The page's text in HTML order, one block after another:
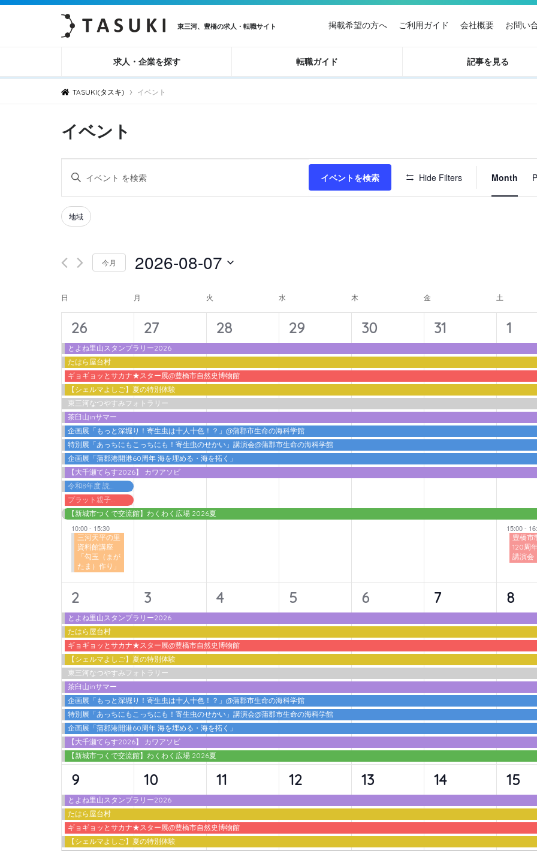
東三河、豊橋の求人・転職サイト 掲載希望の方へ ご利用ガイド 会社概要 お問い
求人・企業を探す 転職ガイド 記事を見る
TASUKI(タスキ) › イベント
イベント
イ
ベ
ン
ト
検
し
て
ナ
ビ
ゲ
ー
シ
ョ
ン
を
表
示
ワ
ー
を
く
だ
さ
い。
キ
ー
ワ
ー
ド
で
イ
索
し
ま
す。
イベントを検索 Hide Filters
ベ
ン
ョ
ン
Month
Filters
Changing
any
the
inputs
will
cause
the
list
of
events
to
refresh
with
the
filtered
results.
地域
今月 2026-08-07
付
を
択
イ
ベ
ン
ト
の
カ
レ
ン
ダ
ー
日 月 火 水 木 金 土
14
イ
ベ
ン
ト,
26
とよね里山スタンプラリー2026
たはら屋台村
ギョギョッとサカナ★スター展@豊橋市自然史博物館
【シェルマよしご】夏の特別体験
東三河なつやすみフォトラリー
茶臼山inサマー
企画展「もっと深堀り！寄生虫は十人十色！？」@蒲郡市生命の海科学館
特別展「あっちにもこっちにも！寄生虫のせかい」講演会@蒲郡市生命の海科学館
企画展「蒲郡港開港60周年 海を埋める・海を拓く」
【大千瀬てらす2026】 カワアソビ
令和8年度 読書感想文書いちゃうデー@蒲郡市立図書館
プラット親子わくわくプログラム2026 アガット＆アドリアン『ノ．ルム －ふたりのバランス－』
【新城市つくで交流館】わくわく広場 2026夏
10:00- 15:30
三河天平の里
資料館講座
「勾玉（まが
たま）作り」
11
イ
ベ
ン
ト,
27
11
イ
ベ
ン
ト,
28
11
イ
ベ
ン
ト,
29
11
イ
ベ
ン
ト,
30
11
イ
ベ
ン
ト,
31
12
イ
ベ
ン
ト,
1
15:00-
豊橋市
120周
講演会
11
イ
ベ
ン
ト,
2
とよね里山スタンプラリー2026
たはら屋台村
ギョギョッとサカナ★スター展@豊橋市自然史博物館
【シェルマよしご】夏の特別体験
東三河なつやすみフォトラリー
茶臼山inサマー
企画展「もっと深堀り！寄生虫は十人十色！？」@蒲郡市生命の海科学館
特別展「あっちにもこっちにも！寄生虫のせかい」講演会@蒲郡市生命の海科学館
企画展「蒲郡港開港60周年 海を埋める・海を拓く」
【大千瀬てらす2026】 カワアソビ
【新城市つくで交流館】わくわく広場 2026夏
11
イ
ベ
ン
ト,
3
11
イ
ベ
ン
ト,
4
11
イ
ベ
ン
ト,
5
11
イ
ベ
ン
ト,
6
11
イ
ベ
ン
ト,
7
11
イ
ベ
ン
ト,
8
12
イ
ベ
ン
9
とよね里山スタンプラリー2026
たはら屋台村
ギョギョッとサカナ★スター展@豊橋市自然史博物館
【シェルマよしご】夏の特別体験
10
イ
ベ
ン
10
10
イ
ベ
ン
11
10
イ
ベ
ン
12
10
イ
ベ
ン
13
10
イ
ベ
ン
14
10
イ
ベ
ン
15